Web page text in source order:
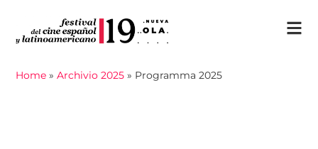
Home »Archivio 2025 » Programma 2025